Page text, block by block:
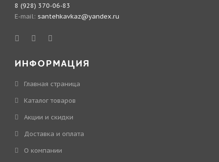
8 (928) 370-06-83
E-mail: santehkavkaz@yandex.ru
ИНФОРМАЦИЯ
Главная страница
Каталог товаров
Акции и скидки
Доставка и оплата
О компании